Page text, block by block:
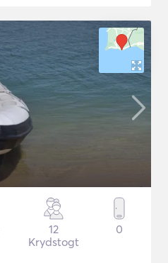
12
Krydstogt
0